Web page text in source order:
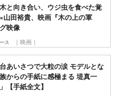
と向き合い、ウジ虫を食べた覚
田裕貴、映画『木の上の軍
映像
ス ｜映画｜
あいさつで大粒の涙 モデルとな
からの手紙に感極まる 堤真一
【手紙全文】